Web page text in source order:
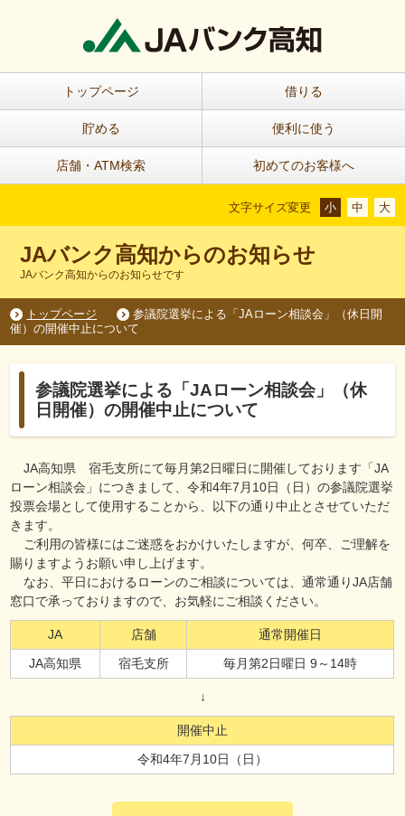
トップページ 借りる
貯める 便利に使う
店舗・ATM検索 初めてのお客様へ
文字サイズ変更 小 中 大
JAバンク高知からのお知らせ
JAバンク高知からのお知らせです
トップページ
参議院選挙による「JAローン相談会」（休日開
催）の開催中止について
参議院選挙による「JAローン相談会」（休
日開催）の開催中止について
JA高知県 宿毛支所にて毎月第2日曜日に開催しております「JA
ローン相談会」につきまして、令和4年7月10日（日）の参議院選挙
投票会場として使用することから、以下の通り中止とさせていただ
きます。
ご利用の皆様にはご迷惑をおかけいたしますが、何卒、ご理解を
賜りますようお願い申し上げます。
なお、平日におけるローンのご相談については、通常通りJA店舗
窓口で承っておりますので、お気軽にご相談ください。
JA 店舗
通常開催日
JA高知県
宿毛支所 毎月第2日曜日 9～14時
開催中止
令和4年7月10日（日）